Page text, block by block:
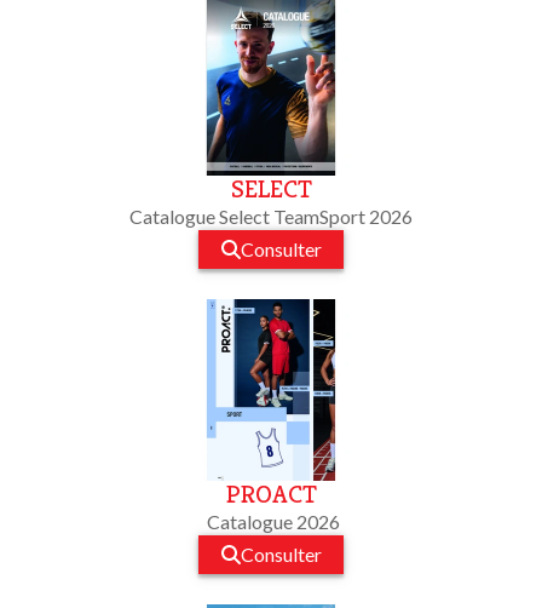
SELECT
Catalogue Select TeamSport 2026
Consulter
PROACT
Catalogue 2026
Consulter